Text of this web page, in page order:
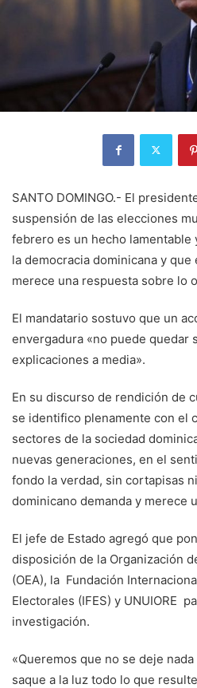
SANTO DOMINGO.- El
suspensión de las elecciones
febrero es un hecho lamentable
la democracia dominicana y
merece una respuesta sobre lo
El mandatario sostuvo que un
envergadura «no puede quedar
explicaciones a media».
En su discurso de rendición de
se identifico plenamente con el
sectores de la sociedad
nuevas generaciones, en el
fondo la verdad, sin cortapisas
dominicano demanda y merece
El jefe de Estado agregó que
disposición de la Organización
(OEA), la Fundación
Electorales (IFES) y UNUIORE
investigación.
«Queremos que no se deje
saque a la luz todo lo que